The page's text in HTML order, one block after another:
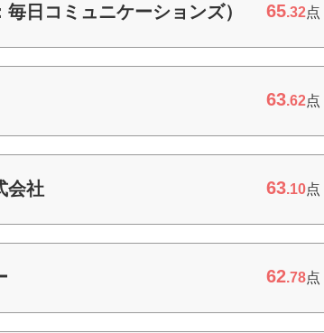
日コミュニケーションズ） 65.32点
63.62点
会社 63.10点
62.78点